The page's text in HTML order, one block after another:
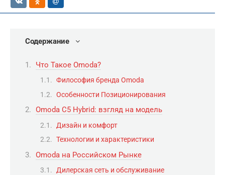
Содержание
Что Такое Omoda?
Философия бренда Omoda
Особенности Позиционирования
Omoda C5 Hybrid: взгляд на модель
Дизайн и комфорт
Технологии и характеристики
Omoda на Российском Рынке
Дилерская сеть и обслуживание